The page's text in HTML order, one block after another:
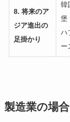
8. 将来のア
ジア進出の
足掛かり
韓
堡
ハ
ー
製造業の場合